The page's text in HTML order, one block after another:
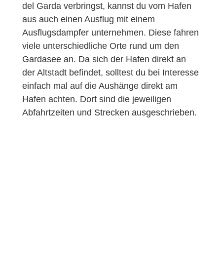
del Garda verbringst, kannst du vom Hafen
aus auch einen Ausflug mit einem
Ausflugsdampfer unternehmen. Diese fahren
viele unterschiedliche Orte rund um den
Gardasee an. Da sich der Hafen direkt an
der Altstadt befindet, solltest du bei Interesse
einfach mal auf die Aushänge direkt am
Hafen achten. Dort sind die jeweiligen
Abfahrtzeiten und Strecken ausgeschrieben.